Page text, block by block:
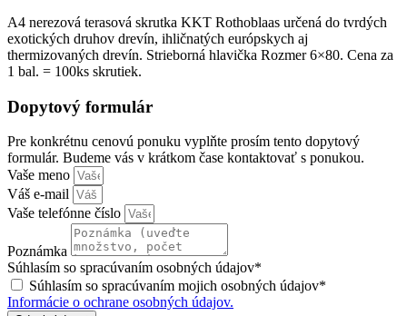
A4 nerezová terasová skrutka KKT Rothoblaas určená do tvrdých
exotických druhov drevín, ihličnatých európskych aj
thermizovaných drevín. Strieborná hlavička Rozmer 6×80. Cena za
1 bal. = 100ks skrutiek.
Dopytový formulár
Pre konkrétnu cenovú ponuku vyplňte prosím tento dopytový
formulár. Budeme vás v krátkom čase kontaktovať s ponukou.
Vaše meno
Váš e-mail
Vaše telefónne číslo
Poznámka
Súhlasím so spracúvaním osobných údajov*
Súhlasím so spracúvaním mojich osobných údajov*
Informácie o ochrane osobných údajov.